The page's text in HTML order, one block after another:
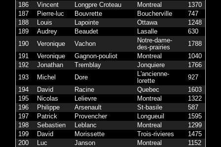
186
Vincent Longpre Croteau Montreal 1370
187
Pierre-luc Bouvrette Boucherville 747
188
Louis Lapointe Ottawa 1248
189
Audrey Beaudet Lasalle 630
190
Veronique Vachon
Notre-dame-
des-prairies
1788
191
Veronique Gagnon-pouliot Montreal 1040
192
Jonathan Tremblay Jonquiere 1766
193
Michel Dore
L'ancienne-
lorette
927
194
David Racine Quebec 1603
195
Nicolas Lelievre Montreal 1322
196
Philippe Arsenault St-basile 587
197
Patrick Provencher Longueuil 1595
198
Sebastien Leblanc Montreal 1299
199
David Morissette Trois-rivieres 1475
200
Luc Janson Montreal 1152